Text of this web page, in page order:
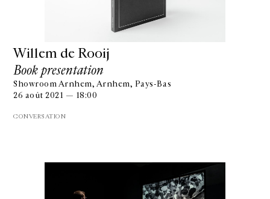
Willem de Rooij
Book presentation
Showroom Arnhem, Arnhem, Pays-Bas
26 août 2021 — 18:00
CONVERSATION